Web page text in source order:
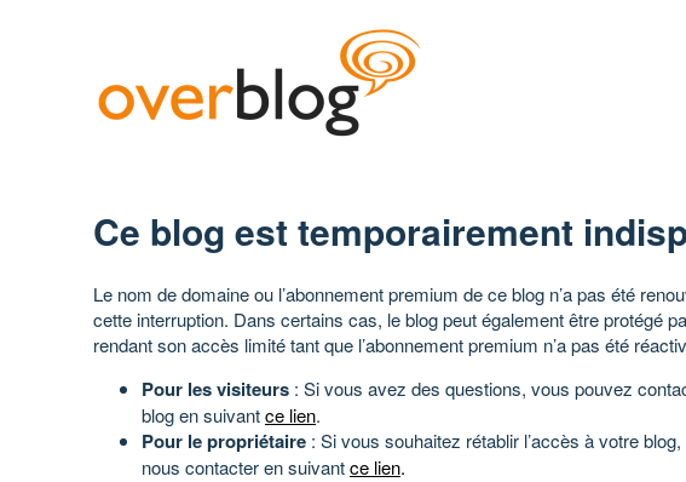
Ce blog est temporairement
Le nom de domaine ou l’abonnement premium de ce blog n’a pas été
cette interruption. Dans certains cas, le blog peut également être protégé
rendant son accès limité tant que l’abonnement premium n’a pas été
Pour les visiteurs : Si vous avez des questions, vous pouvez
blog en suivantce lien.
Pour le propriétaire : Si vous souhaitez rétablir l’accès à votre
nous contacter en suivantce lien.